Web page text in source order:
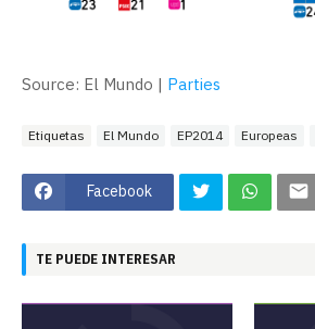
Source: El Mundo | Parties
Etiquetas El Mundo EP2014 Europeas
Facebook
TE PUEDE INTERESAR